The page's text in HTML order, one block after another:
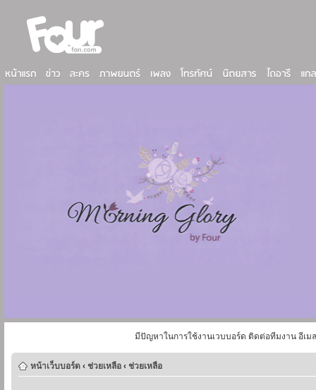
มีปัญหาในการใช้งานเวบบอร์ด ติดต่อทีมงาน อีเม
หน้าเว็บบอร์ด ‹ ช่วยเหลือ ‹ ช่วยเหลือ